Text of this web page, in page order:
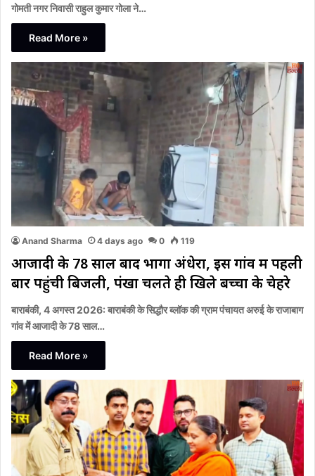
गोमती नगर निवासी राहुल कुमार गोला ने…
Read More »
Anand Sharma 4 days ago 0 119
आजादी के 78 साल बाद भागा अंधेरा, इस गांव में पहली
बार पहुंची बिजली, पंखा चलते ही खिले बच्चों के चेहरे
बाराबंकी, 4 अगस्त 2026: बाराबंकी के सिद्धौर ब्लॉक की ग्राम पंचायत अरुई के राजाबाग
गांव में आजादी के 78 साल…
Read More »